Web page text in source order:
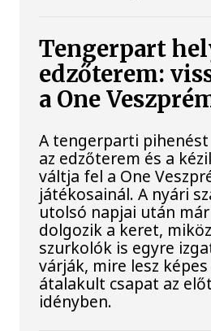
Tengerpart
edzőterem:
a One
A tengerparti
az edzőterem és a
váltja fel a One
játékosainál. A nyári
utolsó napjai után
dolgozik a keret,
szurkolók is egyre
várják, mire lesz
átalakult csapat az
idényben.